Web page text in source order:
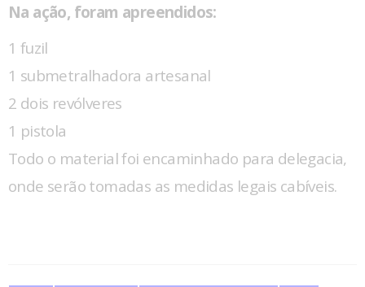
Na ação, foram apreendidos:
1 fuzil
1 submetralhadora artesanal
2 dois revólveres
1 pistola
Todo o material foi encaminhado para delegacia,
onde serão tomadas as medidas legais cabíveis.